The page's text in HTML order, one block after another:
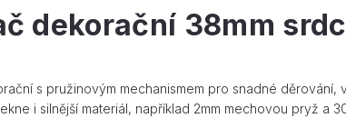
dekorační 38mm
s pružinovým mechanismem pro snadné děrování,
i silnější materiál, například 2mm mechovou pryž a